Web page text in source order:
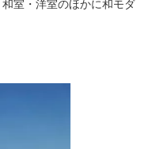
室・洋室のほかに和モダ